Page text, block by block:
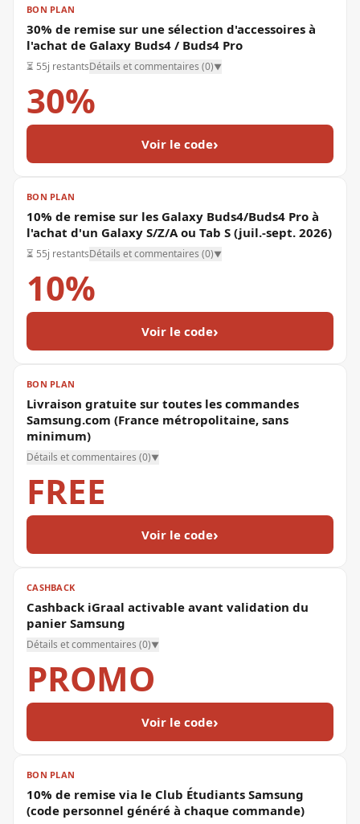
30%
BON PLAN
30% de remise sur une sélection d'accessoires à
l'achat de Galaxy Buds4 / Buds4 Pro
⏳ 55j restantsDétails et commentaires (0)▼
Voir le code›
10%
BON PLAN
10% de remise sur les Galaxy Buds4/Buds4 Pro à
l'achat d'un Galaxy S/Z/A ou Tab S (juil.-sept. 2026)
⏳ 55j restantsDétails et commentaires (0)▼
Voir le code›
FREE
BON PLAN
Livraison gratuite sur toutes les commandes
Samsung.com (France métropolitaine, sans
minimum)
Détails et commentaires (0)▼
Voir le code›
PROMO
CASHBACK
Cashback iGraal activable avant validation du
panier Samsung
Détails et commentaires (0)▼
Voir le code›
BON PLAN
10% de remise via le Club Étudiants Samsung
(code personnel généré à chaque commande)